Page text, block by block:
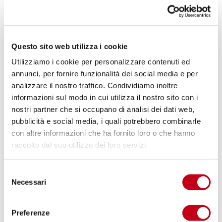
Questo sito web utilizza i cookie
Utilizziamo i cookie per personalizzare contenuti ed
annunci, per fornire funzionalità dei social media e per
analizzare il nostro traffico. Condividiamo inoltre
informazioni sul modo in cui utilizza il nostro sito con i
nostri partner che si occupano di analisi dei dati web,
pubblicità e social media, i quali potrebbero combinarle
con altre informazioni che ha fornito loro o che hanno
raccolto dal suo utilizzo dei loro servizi.
Necessari
Preferenze
10,1% conduttori di impianti e operai specializzati
nel trimestre giugno-settembre 2017 ha riguardato
soprattutto le figure di: addetti logistica, addetti
consegna merci e non qualificati in imprese industriali.
Terzo trimestre 2017:
domanda e offerta nel
mercato del lavoro
domanda/offerta, da cui emerge che:
tecnici apparecchiature ottiche audio e
videoe i
sono molto ricercati